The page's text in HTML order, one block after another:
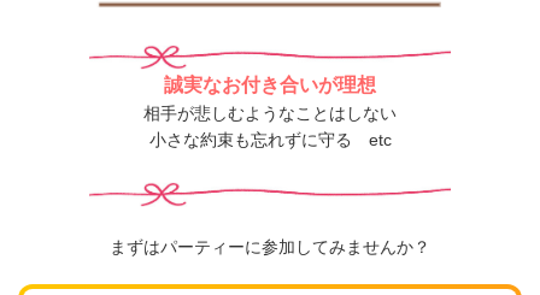
誠実なお付き合いが理想
相手が悲しむようなことはしない
小さな約束も忘れずに守る etc
まずはパーティーに参加してみませんか？